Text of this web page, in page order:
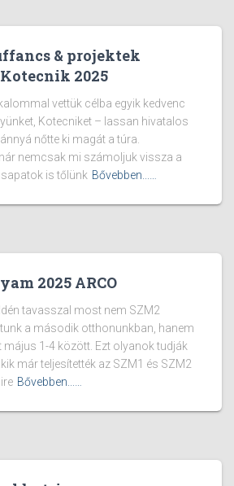
& projektek
2025
vettük célba egyik kedvenc
Kotecniket – lassan hivatalos
nőtte ki magát a túra.
nemcsak mi számoljuk vissza a
is tőlünk Bővebben...…
2025 ARCO
tavasszal most nem SZM2
a második otthonunkban, hanem
1-4 között. Ezt olyanok tudják
már teljesítették az SZM1 és SZM2
Bővebben...…